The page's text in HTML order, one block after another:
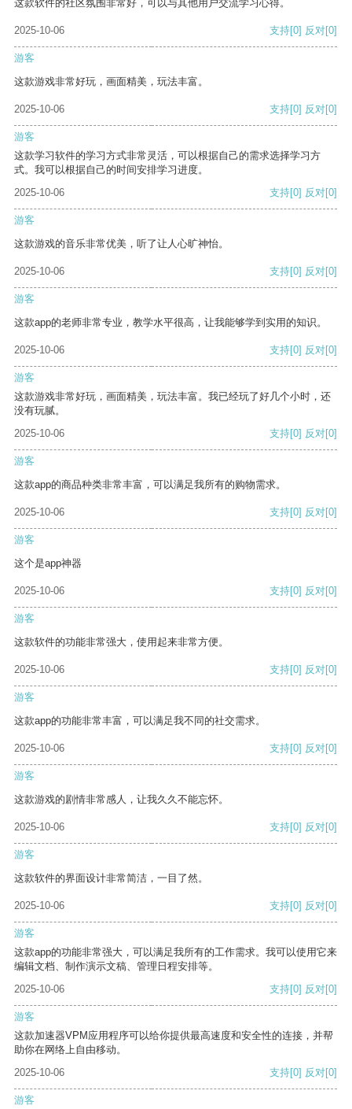
这款软件的社区氛围非常好，可以与其他用户交流学习心得。
2025-10-06 支持[0] 反对[0]
游客
这款游戏非常好玩，画面精美，玩法丰富。
2025-10-06 支持[0] 反对[0]
游客
这款学习软件的学习方式非常灵活，可以根据自己的需求选择学习方
式。我可以根据自己的时间安排学习进度。
2025-10-06
支持[0] 反对[0]
游客
这款游戏的音乐非常优美，听了让人心旷神怡。
2025-10-06 支持[0] 反对[0]
游客
这款app的老师非常专业，教学水平很高，让我能够学到实用的知识。
2025-10-06 支持[0] 反对[0]
游客
这款游戏非常好玩，画面精美，玩法丰富。我已经玩了好几个小时，还
没有玩腻。
2025-10-06
支持[0] 反对[0]
游客
这款app的商品种类非常丰富，可以满足我所有的购物需求。
2025-10-06 支持[0] 反对[0]
游客
这个是app神器
2025-10-06 支持[0] 反对[0]
游客
这款软件的功能非常强大，使用起来非常方便。
2025-10-06 支持[0] 反对[0]
游客
这款app的功能非常丰富，可以满足我不同的社交需求。
2025-10-06 支持[0] 反对[0]
游客
这款游戏的剧情非常感人，让我久久不能忘怀。
2025-10-06 支持[0] 反对[0]
游客
这款软件的界面设计非常简洁，一目了然。
2025-10-06 支持[0] 反对[0]
游客
这款app的功能非常强大，可以满足我所有的工作需求。我可以使用它来
编辑文档、制作演示文稿、管理日程安排等。
2025-10-06
支持[0] 反对[0]
游客
这款加速器VPM应用程序可以给你提供最高速度和安全性的连接，并帮
助你在网络上自由移动。
2025-10-06
支持[0] 反对[0]
游客